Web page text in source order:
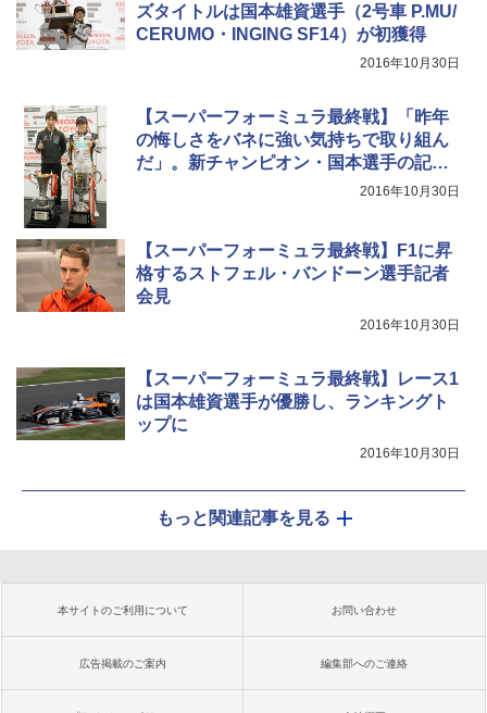
ズタイトルは国本雄資選手（2号車 P.MU/
CERUMO・INGING SF14）が初獲得
2016年10月30日
【スーパーフォーミュラ最終戦】「昨年
の悔しさをバネに強い気持ちで取り組ん
だ」。新チャンピオン・国本選手の記者
2016年10月30日
【スーパーフォーミュラ最終戦】F1に昇
格するストフェル・バンドーン選手記者
会見
2016年10月30日
【スーパーフォーミュラ最終戦】レース1
は国本雄資選手が優勝し、ランキングト
ップに
2016年10月30日
もっと関連記事を見る
本サイトのご利用について お問い合わせ
広告掲載のご案内 編集部へのご連絡